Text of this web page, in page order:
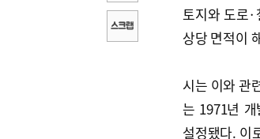
토지와 도로
상당 면적이
시는 이와 관
는 1971년
설정됐다. 이